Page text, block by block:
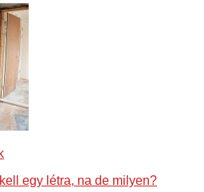
egy létra, na de milyen?